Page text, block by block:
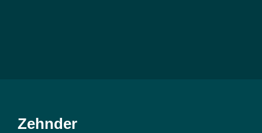
Zehnder